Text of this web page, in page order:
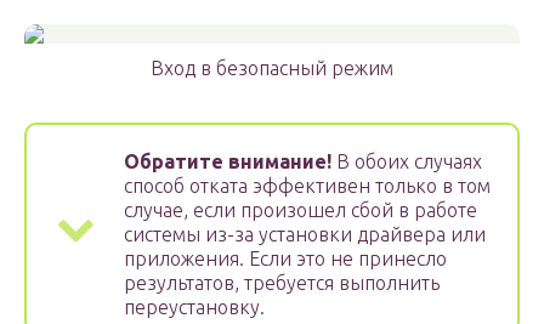
Вход в безопасный режим
Обратите внимание! В обоих случаях
способ отката эффективен только в том
случае, если произошел сбой в работе
системы из-за установки драйвера или
приложения. Если это не принесло
результатов, требуется выполнить
переустановку.